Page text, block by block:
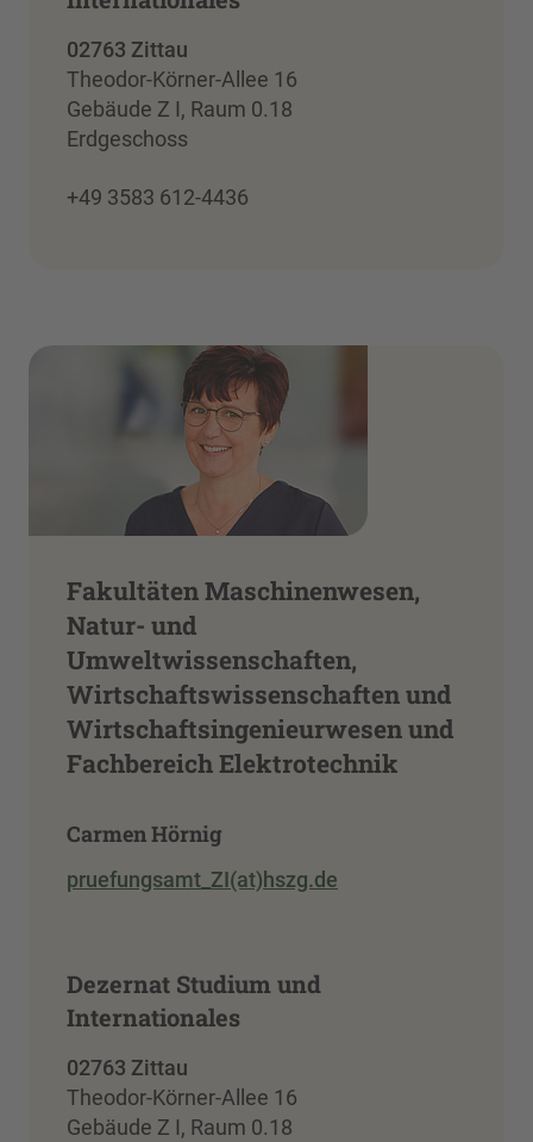
02763 Zittau
Theodor-Körner-Allee 16
Gebäude Z I, Raum 0.18
Erdgeschoss
+49 3583 612-4436
Fakultäten Maschinenwesen,
Natur- und
Umweltwissenschaften,
Wirtschaftswissenschaften und
Wirtschaftsingenieurwesen und
Fachbereich Elektrotechnik
Carmen Hörnig
pruefungsamt_ZI(at)hszg.de
Dezernat Studium und
Internationales
02763 Zittau
Theodor-Körner-Allee 16
Gebäude Z I, Raum 0.18